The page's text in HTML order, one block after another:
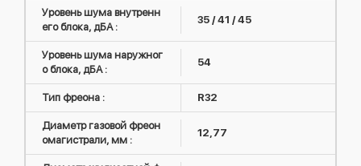
Уровень шума внутренн
его блока, дБА :
35 / 41 / 45
Уровень шума наружног
о блока, дБА :
54
Тип фреона : R32
Диаметр газовой фреон
омагистрали, мм :
12,77